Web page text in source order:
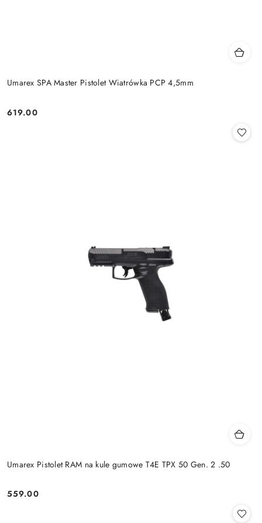
Umarex SPA Master Pistolet Wiatrówka PCP 4,5mm
Cena:
619.00
Umarex Pistolet RAM na kule gumowe T4E TPX 50 Gen. 2 .50
Cena:
559.00